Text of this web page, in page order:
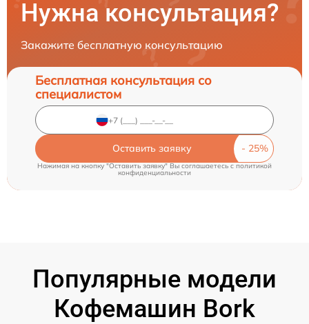
Нужна консультация?
Закажите бесплатную консультацию
Бесплатная консультация со
специалистом
Оставить заявку
Нажимая на кнопку "Оставить заявку" Вы соглашаетесь cполитикой
конфиденциальности
Популярные модели
Кофемашин Bork